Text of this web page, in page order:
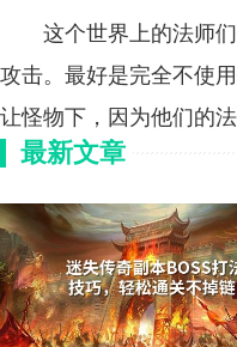
这个世界上的法师们
攻击。最好是完全不使
让怪物下，因为他们的
最新文章